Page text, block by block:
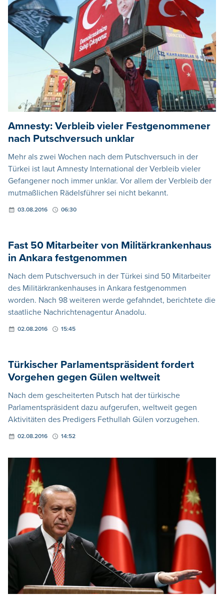
Amnesty: Verbleib vieler Festgenommener
nach Putschversuch unklar
Mehr als zwei Wochen nach dem Putschversuch in der
Türkei ist laut Amnesty International der Verbleib vieler
Gefangener noch immer unklar. Vor allem der Verbleib der
mutmaßlichen Rädelsführer sei nicht bekannt.
03.08.2016 06:30
Fast 50 Mitarbeiter von Militärkrankenhaus
in Ankara festgenommen
Nach dem Putschversuch in der Türkei sind 50 Mitarbeiter
des Militärkrankenhauses in Ankara festgenommen
worden. Nach 98 weiteren werde gefahndet, berichtete die
staatliche Nachrichtenagentur Anadolu.
02.08.2016 15:45
Türkischer Parlamentspräsident fordert
Vorgehen gegen Gülen weltweit
Nach dem gescheiterten Putsch hat der türkische
Parlamentspräsident dazu aufgerufen, weltweit gegen
Aktivitäten des Predigers Fethullah Gülen vorzugehen.
02.08.2016 14:52